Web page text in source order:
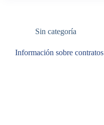
Sin categoría
Información sobre contratos